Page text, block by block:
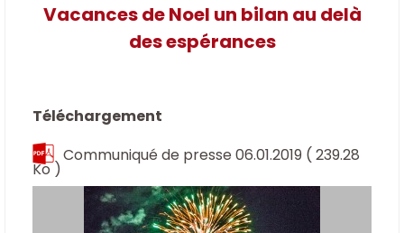
Vacances de Noel un bilan au delà
des espérances
Téléchargement
Communiqué de presse 06.01.2019 ( 239.28
Ko )